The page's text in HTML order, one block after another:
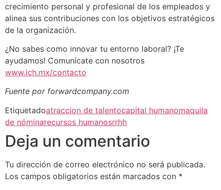
crecimiento personal y profesional de los empleados y
alinea sus contribuciones con los objetivos estratégicos
de la organización.
¿No sabes como innovar tu entorno laboral? ¡Te
ayudamos! Comunícate con nosotros
www.ich.mx/contacto
Fuente por forwardcompany.com
Etiquetadoatraccion de talentocapital humanomaquila
de nóminarecursos humanosrrhh
Deja un comentario
Tu dirección de correo electrónico no será publicada.
Los campos obligatorios están marcados con *